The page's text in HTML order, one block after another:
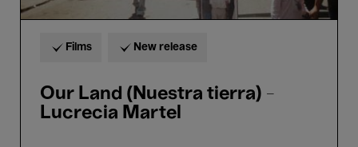
Films New release
Our Land (Nuestra tierra) -
Lucrecia Martel